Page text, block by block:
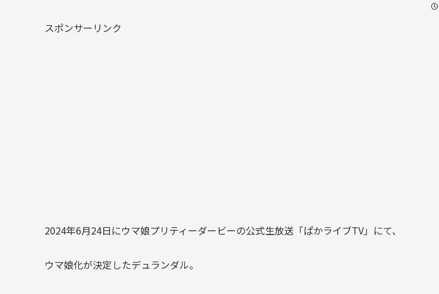
スポンサーリンク
2024年6月24日にウマ娘プリティーダービーの公式生放送「ぱかライブTV」にて、
ウマ娘化が決定したデュランダル。